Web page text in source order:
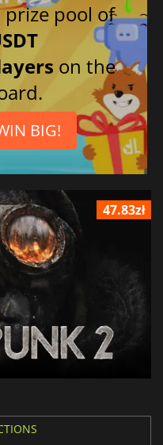
pool of
on the
BIG!
47.83zł